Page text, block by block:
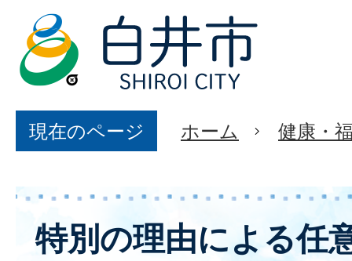
現在のページ ホーム 健康・
特別の理由による任